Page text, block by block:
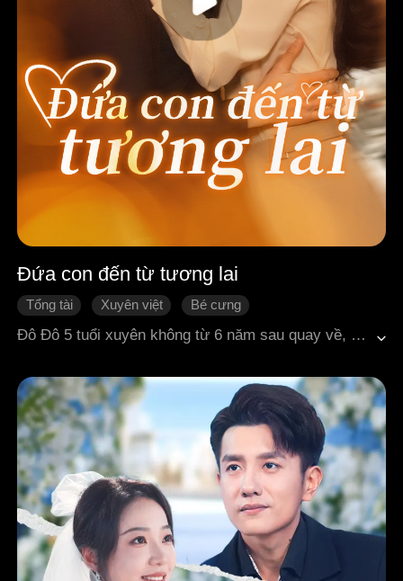
Đứa con đến từ tương lai
Tổng tài Xuyên việt
Bé cưng
Thanh mai trúc mã
Ngôn tình hiện đại
Đô Đô 5 tuổi xuyên không từ 6 năm sau quay về, ôm chặt lấy đùi Đường Tri Ý và gọi "mẹ". Khi cô còn đang chấp nhận sự thật rằng nhóc con đáng yêu này chính là đứa trẻ trong tương lai của mình, thì lại nghe thấy Đô Đô quay sang gọi "bố" với thanh mai trúc mã, kẻ thù không đội trời chung của cô. Từ đó, gia đình ba người bắt đầu một chuỗi ngày vui nhộn, dở khóc dở cười, náo loạn tưng bừng, ngọt ngào sủng ái.